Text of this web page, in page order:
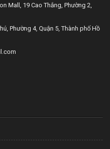
Mall, 19 Cao Thắng, Phường 2,
Phường 4, Quận 5, Thành phố Hồ